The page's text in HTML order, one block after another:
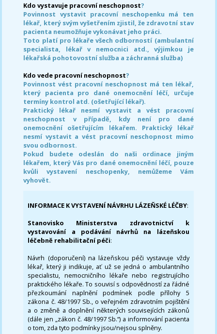
Kdo vystavuje pracovní neschopnost?
Povinnost vystavit pracovní neschopenku má ten
lékař, který svým vyšetřením zjistil, že zdravotní stav
pacienta neumožňuje vykonávat jeho práci.
Toto platí pro lékaře všech odborností (ambulantní
specialista, lékař v nemocnici atd., výjimkou je
lékařská pohotovostní služba a záchranná služba)
Kdo vede pracovní neschopnost?
Povinnost vést pracovní neschopnost má ten lékař,
který pacienta pro dané onemocnění léčí, určuje
termíny kontrol atd. (ošetřující lékař).
Praktický lékař nesmí vystavit a vést pracovní
neschopnost v případě, kdy není pro dané
onemocnění ošetřujícím lékařem. Praktický lékař
nesmí vystavit a vést pracovní neschopnost mimo
svou odbornost.
Pokud budete odeslán do naši ordinace jiným
lékařem, který Vás pro dané onemocnění léčí, pouze
kvůli vystavení neschopenky, nemůžeme Vám
vyhovět.
INFORMACE K VYSTAVENÍ NÁVRHU LÁZEŇSKÉ LÉČBY:
Stanovisko Ministerstva zdravotnictví k
vystavování a podávání návrhů na lázeňskou
léčebně rehabilitační péči:
Návrh (doporučení) na lázeňskou péči vystavuje vždy
lékař, který ji indikuje, ať už se jedná o ambulantního
specialistu, nemocničního lékaře nebo registrujícího
praktického lékaře. To souvisí s odpovědností za řádné
přezkoumání naplnění podmínek podle přílohy 5
zákona č. 48/1997 Sb., o veřejném zdravotním pojištění
a o změně a doplnění některých souvisejících zákonů
(dále jen „zákon č. 48/1997 Sb.“) a informování pacienta
o tom, zda tyto podmínky jsou/nejsou splněny.